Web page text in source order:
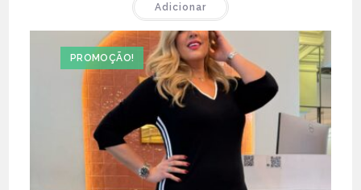
Adicionar
PROMOÇÃO!